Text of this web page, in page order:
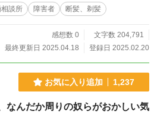
談所 障害者 断髪、剃髪
感想数 0
文字数 204,791
最終更新日 2025.04.18
登録日 2025.02.20
お気に入り追加 1,237
なんだか周りの奴らがおかしい気